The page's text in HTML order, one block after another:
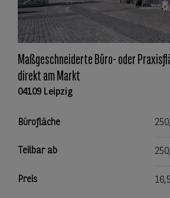
Maßgeschneiderte Büro- oder
direkt am Markt
04109 Leipzig
Bürofläche
Teilbar ab
Preis